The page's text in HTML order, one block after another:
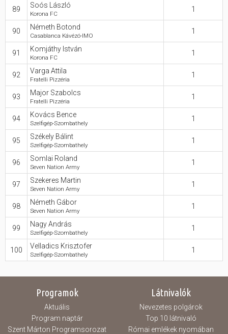
89 Soós László
Korona FC
1
90 Németh Botond
Casablanca Kávézó-IMO
1
91 Komjáthy István
Korona FC
1
92 Varga Attila
Fratelli Pizzéria
1
93 Major Szabolcs
Fratelli Pizzéria
1
94 Kovács Bence
Szelfigép-Szombathely
1
95 Székely Bálint
Szelfigép-Szombathely
1
96 Somlai Roland
Seven Nation Army
1
97 Szekeres Martin
Seven Nation Army
1
98 Németh Gábor
Seven Nation Army
1
99 Nagy András
Szelfigép-Szombathely
1
100 Velladics Krisztofer
Szelfigép-Szombathely
1
Programok
Aktuális
Program naptár
Szent Márton Programsorozat
Látnivalók
Nevezetes polgárok
Top 10 látnivaló
Római emlékek nyomában